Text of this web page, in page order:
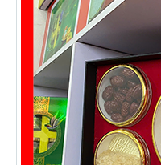
Tin
tức
Tin
khuyến